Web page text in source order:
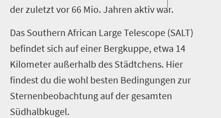
der zuletzt vor 66 Mio. Jahren aktiv war.
Das Southern African Large Telescope (SALT)
befindet sich auf einer Bergkuppe, etwa 14
Kilometer außerhalb des Städtchens. Hier
findest du die wohl besten Bedingungen zur
Sternenbeobachtung auf der gesamten
Südhalbkugel.